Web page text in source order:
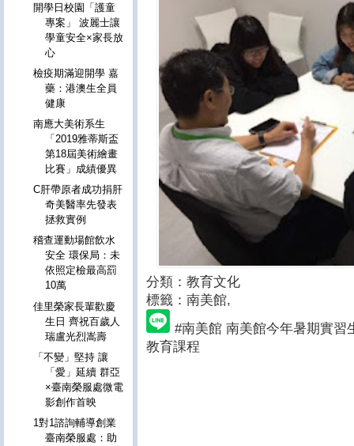
分類：教育文化
標籤：南美館,
#南美館 南美館今年暑期實習
教育課程
開學日校園「護童
專案」 波麗士讓
學童安全×家長放
心
檢疫期滿迎開學 嘉
藥：港澳生全員
健康
南應大美術系生
「2019雅蒂斯盃
第18屆美術繪畫
比賽」成績優異
C肝帶原者成功捐肝
奇美醫率先發表
拯救實例
稽查運動場館飲水
安全 環保局：未
依照定檢最高罰
10萬
佳里榮家長輩歡慶
生日 齊祝百歲人
瑞盧光烈嵩壽
「不變」堅持 讓
「愛」延續 群亞
×臺南榮服處微電
影創作首映
1對1諮詢輔導創業
臺南榮服處：助